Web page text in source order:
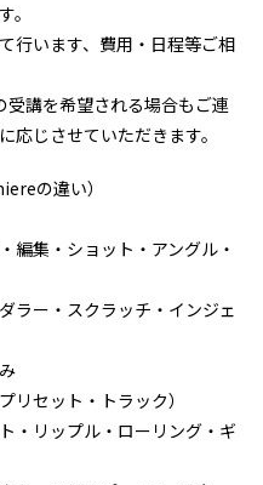
。
行います、費用・日程等ご相
講を希望される場合もご連
応じさせていただきます。
の違い）
編集・ショット・アングル・
ラー・スクラッチ・インジェ
リセット・トラック）
・リップル・ローリング・ギ